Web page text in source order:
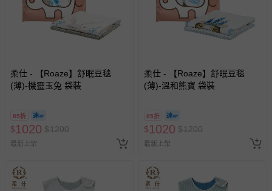
柔仕 - 【Roaze】舒眠豆毯
(薄)-機靈玉兔 袋裝
85折
$1020 $1200
最新上架
柔仕 - 【Roaze】舒眠豆毯
(薄)-溫和熊寶 袋裝
85折
$1020 $1200
最新上架